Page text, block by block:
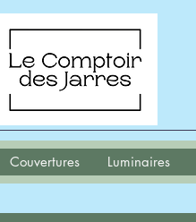
Couvertures Luminaires